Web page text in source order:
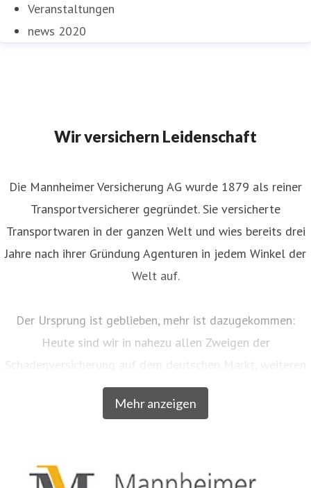
Veranstaltungen
news 2020
Wir versichern Leidenschaft
Mehr anzeigen
Die Mannheimer Versicherung AG wurde 1879 als reiner
Transportversicherer gegründet. Sie versicherte
Transportwaren in der ganzen Welt und wies bereits drei
Jahre nach ihrer Gründung Agenturen in jedem Winkel der
Welt auf.
Der Ursprung ist geblieben, mehr ist dazugekommen:
Heute sind wir in nahezu allen Zweigen der
Schadenversicherung auf dem deutschen Markt, weiteren
EU-Ländern und der Schweiz aktiv. Neben unserem
Breitengeschäft sind wir am Markt als Versicherer von
gewerblichen Bereich anerkannt. Beispielsweise